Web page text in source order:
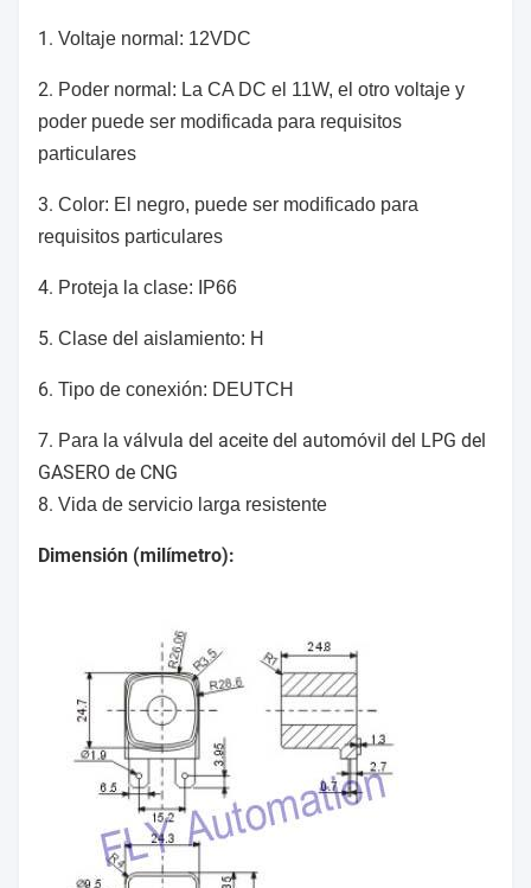
1. Voltaje normal: 12VDC
2. Poder normal: La CA DC el 11W, el otro voltaje y
poder puede ser modificada para requisitos
particulares
3. Color: El negro, puede ser modificado para
requisitos particulares
4. Proteja la clase: IP66
5. Clase del aislamiento: H
6. Tipo de conexión: DEUTCH
7. Para la válvula del aceite del automóvil del LPG del
GASERO de CNG
8. Vida de servicio larga resistente
Dimensión (milímetro):